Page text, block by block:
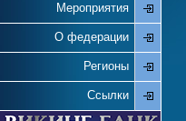
Мероприятия
О федерации
Регионы
Ссылки